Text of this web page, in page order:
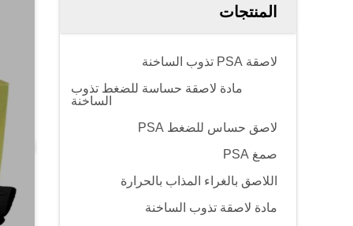
المنتجات
لاصقة PSA تذوب الساخنة
مادة لاصقة حساسة للضغط تذوب
الساخنة
لاصق حساس للضغط PSA
صمغ PSA
اللاصق بالغراء المذاب بالحرارة
مادة لاصقة تذوب الساخنة